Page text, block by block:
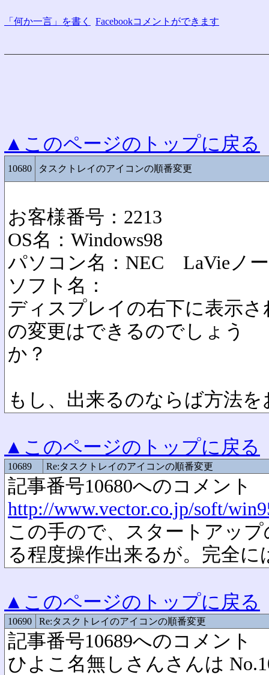
「何か一言」を書く Facebookコメントができます
▲このページのトップに戻る
10680 タスクトレイのアイコンの順番変更
お客様番号：2213
OS名：Windows98
パソコン名：NEC LaVieノ
ソフト名：
ディスプレイの右下に表示
の変更はできるのでしょう
か？
もし、出来るのならば方法
▲このページのトップに戻る
10689 Re:タスクトレイのアイコンの順番変更
記事番号10680へのコメント
http://www.vector.co.jp/soft/
この手ので、スタートアッ
る程度操作出来るが。完全に
▲このページのトップに戻る
10690 Re:タスクトレイのアイコンの順番変更
記事番号10689へのコメント
ひよこ名無しさんさんは